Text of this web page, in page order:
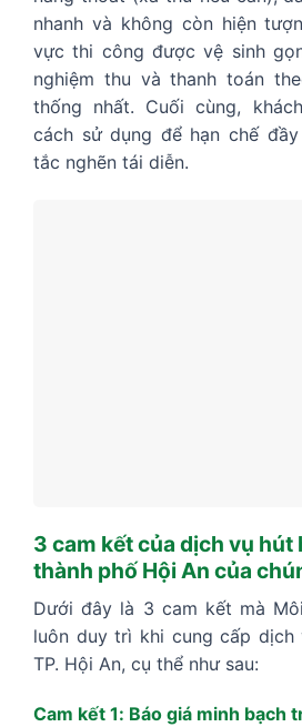
nhanh và không còn hiện
vực thi công được vệ sinh
nghiệm thu và thanh toán
thống nhất. Cuối cùng,
cách sử dụng để hạn chế
tắc nghẽn tái diễn.
3 cam kết của dịch vụ hút
thành phố Hội An của
Dưới đây là 3 cam kết mà
luôn duy trì khi cung cấp dịch
TP. Hội An, cụ thể như sau:
Cam kết 1: Báo giá minh bạch